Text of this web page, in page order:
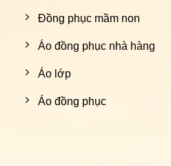
Đồng phục mầm non
Áo đồng phục nhà hàng
Áo lớp
Áo đồng phục